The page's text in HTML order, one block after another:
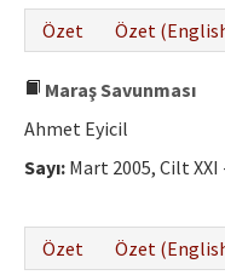
Özet
Özet
Maraş Savunması
Ahmet Eyicil
Sayı: Mart 2005, Cilt XXI
Özet
Özet